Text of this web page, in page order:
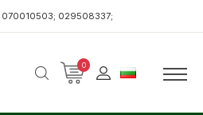
070010503; 029508337;
0